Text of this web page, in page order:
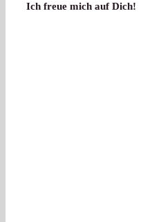
Ich freue mich auf Dich!